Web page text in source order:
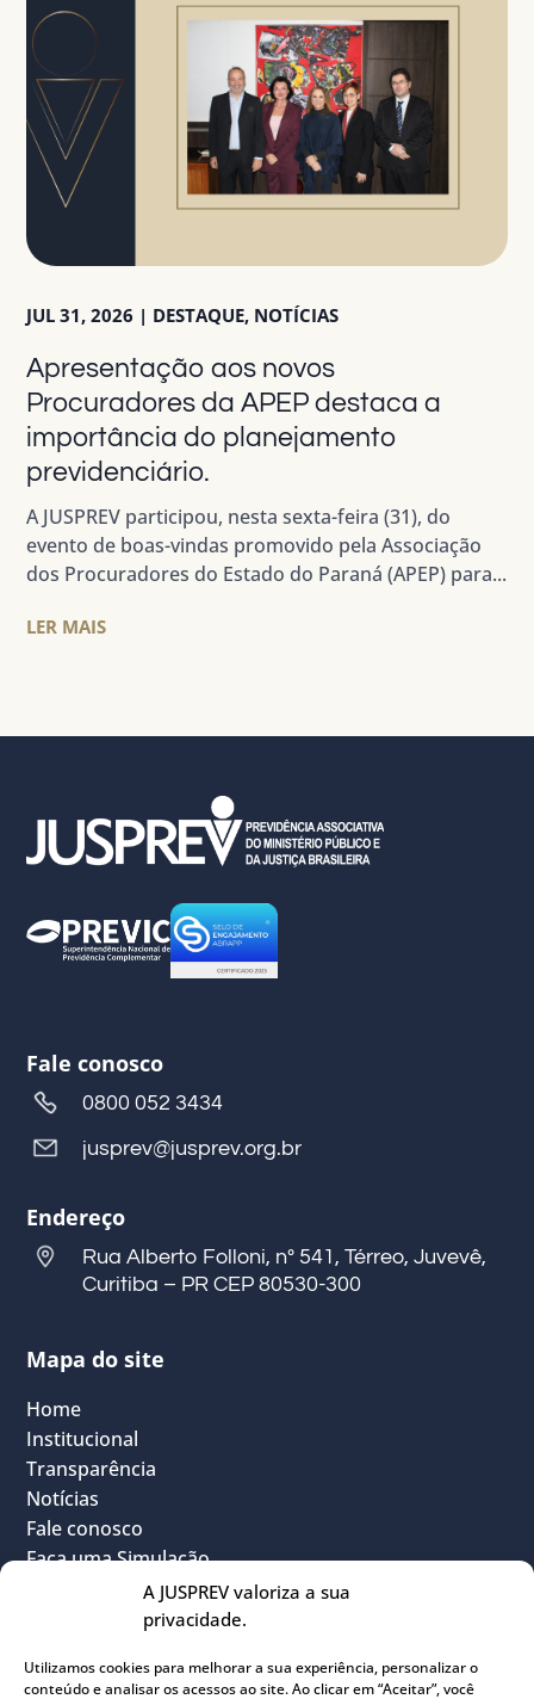
A JUSPREV valoriza a sua
privacidade.
Utilizamos cookies para melhorar a sua experiência, personalizar o
conteúdo e analisar os acessos ao site. Ao clicar em “Aceitar”, você
Apresentação aos novos
Procuradores da APEP destaca a
importância do planejamento
previdenciário.
JUL 31, 2026 | DESTAQUE, NOTÍCIAS
A JUSPREV participou, nesta sexta-feira (31), do
evento de boas-vindas promovido pela Associação
dos Procuradores do Estado do Paraná (APEP) para...
LER MAIS
Fale conosco
0800 052 3434
jusprev@jusprev.org.br
Endereço
Rua Alberto Folloni, nº 541, Térreo, Juvevê,
Curitiba – PR CEP 80530-300
Mapa do site
Home
Institucional
Transparência
Notícias
Fale conosco
Faça uma Simulação
Sou Participante